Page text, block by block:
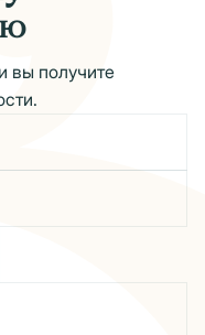
вы получите